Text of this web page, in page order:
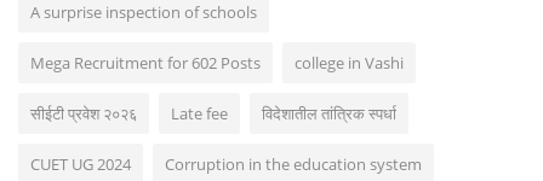
A surprise inspection of schools
Mega Recruitment for 602 Posts college in Vashi
सीईटी प्रवेश २०२६ Late fee विदेशातील तांत्रिक स्पर्धा
CUET UG 2024 Corruption in the education system